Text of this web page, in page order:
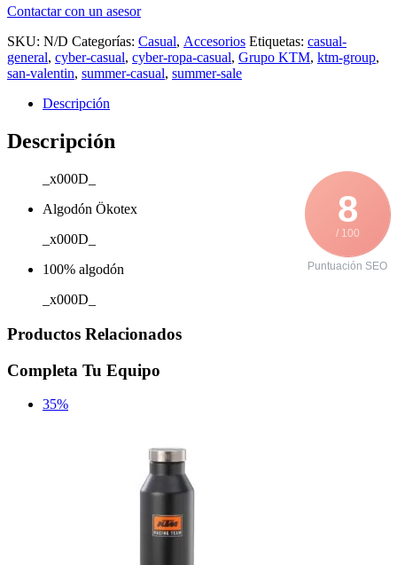
Contactar con un asesor
SKU: N/D Categorías: Casual, Accesorios Etiquetas: casual-
general, cyber-casual, cyber-ropa-casual, Grupo KTM, ktm-group,
san-valentin, summer-casual, summer-sale
Descripción
Descripción
8
/ 100
Puntuación SEO
_x000D_
Algodón Ökotex
_x000D_
100% algodón
_x000D_
Productos Relacionados
Completa Tu Equipo
35%